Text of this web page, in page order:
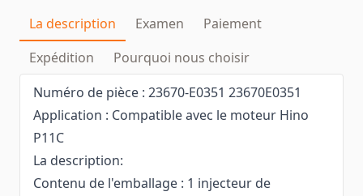
La description Examen
Paiement
Expédition
Pourquoi nous choisir
Numéro de pièce : 23670-E0351 23670E0351
Application : Compatible avec le moteur Hino
P11C
La description:
Contenu de l'emballage : 1 injecteur de